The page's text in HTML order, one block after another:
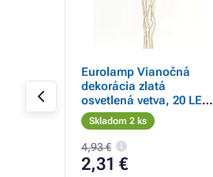
Eurolamp Vianočná
dekorácia zlatá
osvetlená vetva, 20 LED,
teplá biela LED, 120 cm,
1 ks
Skladom 2 ks
4,93 €
2,31 €